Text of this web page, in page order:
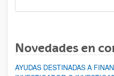
Novedades en
AYUDAS DESTINADAS A